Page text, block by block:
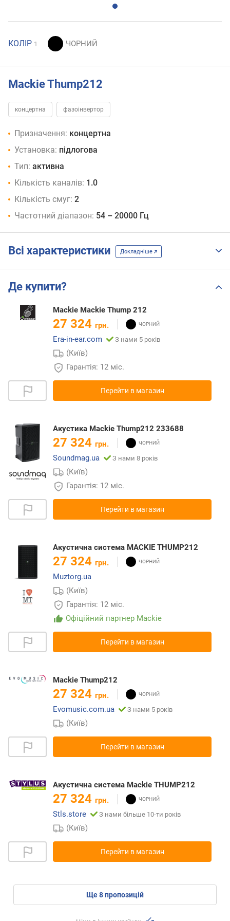
КОЛІР 1
Mackie Thump212
концертна фазоінвертор
Призначення: концертна
Установка: підлогова
Тип: активна
Кількість каналів: 1.0
Кількість смуг: 2
Частотний діапазон: 54 – 20000 Гц
Всі характеристики Докладніше
Де купити?
Mackie Mackie Thump 212
27 324 грн.
Era-in-ear.com
З нами 5 років
(Київ)
Гарантія: 12 міс.
Перейти в магазин
Акустика Mackie Thump212 233688
27 324 грн.
Soundmag.ua
З нами 8 років
(Київ)
Гарантія: 12 міс.
Перейти в магазин
Акустична система MACKIE THUMP212
27 324 грн.
Muztorg.ua
(Київ)
Гарантія: 12 міс.
Офіційний партнер Mackie
Перейти в магазин
Mackie Thump212
27 324 грн.
Evomusic.com.ua
З нами 5 років
(Київ)
Перейти в магазин
Акустична система Mackie THUMP212
27 324 грн.
Stls.store
З нами більше 10-ти років
(Київ)
Перейти в магазин
ще8пропозицій